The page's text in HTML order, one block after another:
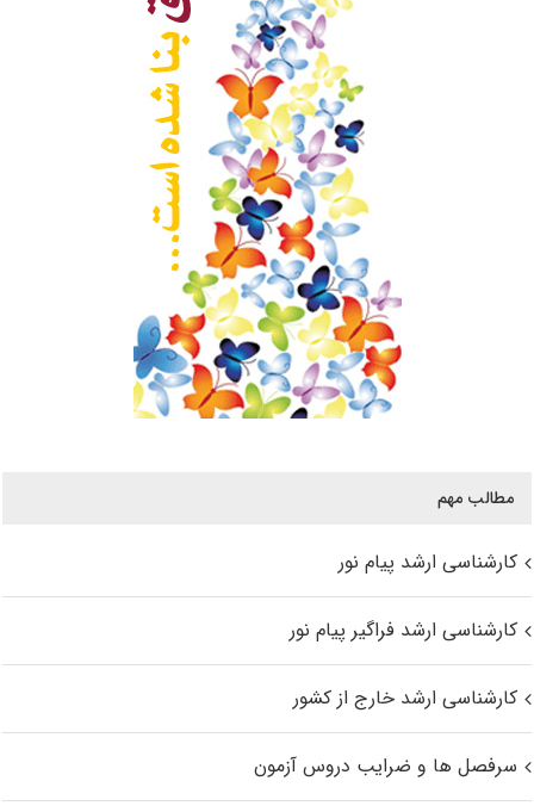
مطالب مهم
کارشناسی ارشد پیام نور
کارشناسی ارشد فراگیر پیام نور
کارشناسی ارشد خارج از کشور
سرفصل ها و ضرایب دروس آزمون